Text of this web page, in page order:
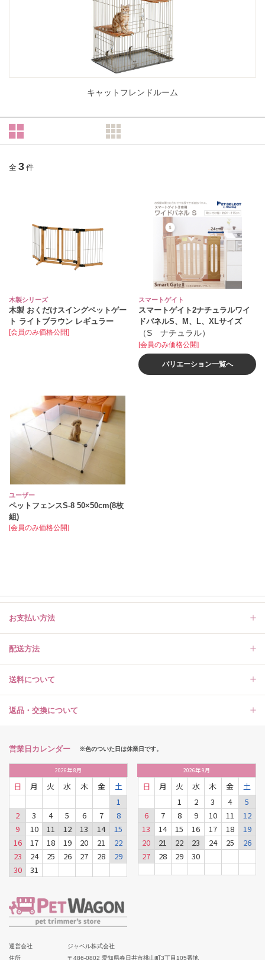
キャットフレンドルーム
全 3 件
木製シリーズ
木製 おくだけスイングペットゲー
ト ライトブラウン レギュラー
[会員のみ価格公開]
スマートゲイト
スマートゲイト2ナチュラルワイ
ドパネルS、M、L、XLサイズ
（S ナチュラル）
[会員のみ価格公開]
バリエーション一覧へ
ユーザー
ペットフェンスS-8 50×50cm(8枚
組)
[会員のみ価格公開]
お支払い方法
配送方法
送料について
返品・交換について
営業日カレンダー ※色のついた日は休業日です。
2026年8月
日 月 火 水 木 金
土
1
2
3 4 5 6 7
8
9
10 11 12 13 14
15
16
17 18 19 20 21
22
23
24 25 26 27 28
29
30
31
2026年9月
日 月 火 水 木 金
土
1
2 3 4
5
6
7 8 9 10 11
12
13
14 15 16 17 18
19
20
21 22 23 24 25
26
27
28 29 30
運営会社
ジャペル株式会社
住所
〒486-0802 愛知県春日井市桃山町3丁目105番地